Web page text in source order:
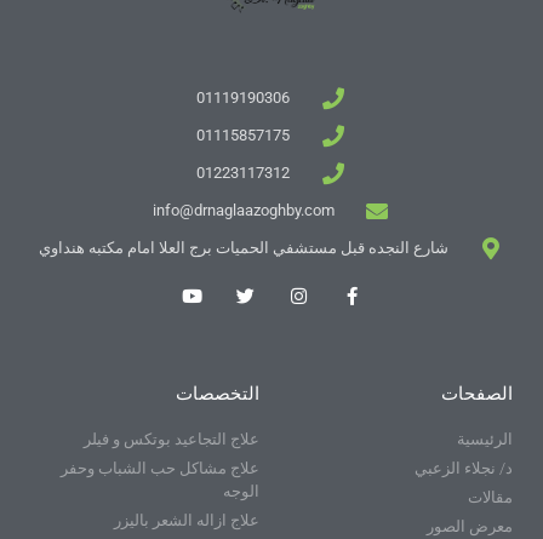
01119190306
01115857175
01223117312
info@drnaglaazoghby.com
شارع النجده قبل مستشفي الحميات برج العلا امام مكتبه هنداوي
الصفحات
الرئيسية
د/ نجلاء الزعبي
مقالات
معرض الصور
التخصصات
علاج التجاعيد بوتكس و فيلر
علاج مشاكل حب الشباب وحفر
الوجه
علاج ازاله الشعر باليزر